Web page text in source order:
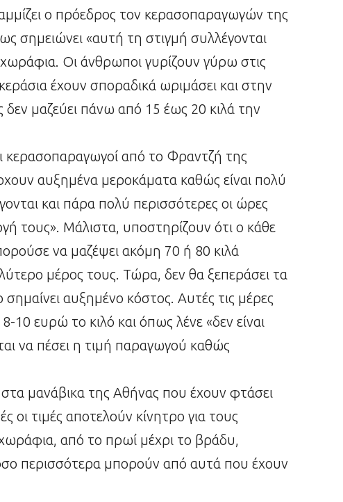
ο πρόεδρος τον κερασοπαραγωγών της
σημειώνει «αυτή τη στιγμή συλλέγονται
Οι άνθρωποι γυρίζουν γύρω στις
έχουν σποραδικά ωριμάσει και στην
μαζεύει πάνω από 15 έως 20 κιλά την
από το Φραντζή της
αυξημένα μεροκάματα καθώς είναι πολύ
και πάρα πολύ περισσότερες οι ώρες
τους». Μάλιστα, υποστηρίζουν ότι ο κάθε
να μαζέψει ακόμη 70 ή 80 κιλά
μέρος τους. Τώρα, δεν θα ξεπεράσει τα
αυξημένο κόστος. Αυτές τις μέρες
10 ευρώ το κιλό και όπως λένε «δεν είναι
να πέσει η τιμή παραγωγού καθώς
στα μανάβικα της Αθήνας που έχουν φτάσει
οι τιμές αποτελούν κίνητρο για τους
από το πρωί μέχρι το βράδυ,
περισσότερα μπορούν από αυτά που έχουν